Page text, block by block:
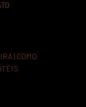
| COMO